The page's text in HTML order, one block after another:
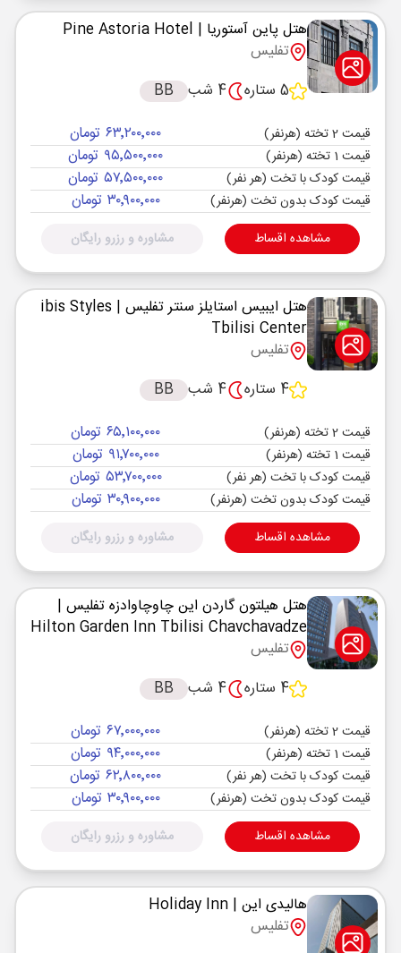
هتل پاین آستوریا | Pine Astoria Hotel
تفلیس
5 ستاره
4 شب BB
قیمت 2 تخته (هرنفر) ۶۳٬۲۰۰٬۰۰۰ تومان
قیمت 1 تخته (هرنفر) ۹۵٬۵۰۰٬۰۰۰ تومان
قیمت کودک با تخت (هر نفر) ۵۷٬۵۰۰٬۰۰۰ تومان
قیمت کودک بدون تخت (هرنفر) ۳۰٬۹۰۰٬۰۰۰ تومان
مشاهده اقساط مشاوره و رزرو رایگان
هتل ایبیس استایلز سنتر تفلیس | ibis Styles
Tbilisi Center
تفلیس
4 ستاره
4 شب BB
قیمت 2 تخته (هرنفر) ۶۵٬۱۰۰٬۰۰۰ تومان
قیمت 1 تخته (هرنفر) ۹۱٬۷۰۰٬۰۰۰ تومان
قیمت کودک با تخت (هر نفر) ۵۳٬۷۰۰٬۰۰۰ تومان
قیمت کودک بدون تخت (هرنفر) ۳۰٬۹۰۰٬۰۰۰ تومان
مشاهده اقساط مشاوره و رزرو رایگان
هتل هیلتون گاردن این چاوچاوادزه تفلیس |
Hilton Garden Inn Tbilisi Chavchavadze
تفلیس
4 ستاره
4 شب BB
قیمت 2 تخته (هرنفر) ۶۷٬۰۰۰٬۰۰۰ تومان
قیمت 1 تخته (هرنفر) ۹۴٬۰۰۰٬۰۰۰ تومان
قیمت کودک با تخت (هر نفر) ۶۲٬۸۰۰٬۰۰۰ تومان
قیمت کودک بدون تخت (هرنفر) ۳۰٬۹۰۰٬۰۰۰ تومان
مشاهده اقساط مشاوره و رزرو رایگان
هالیدی این | Holiday Inn
تفلیس